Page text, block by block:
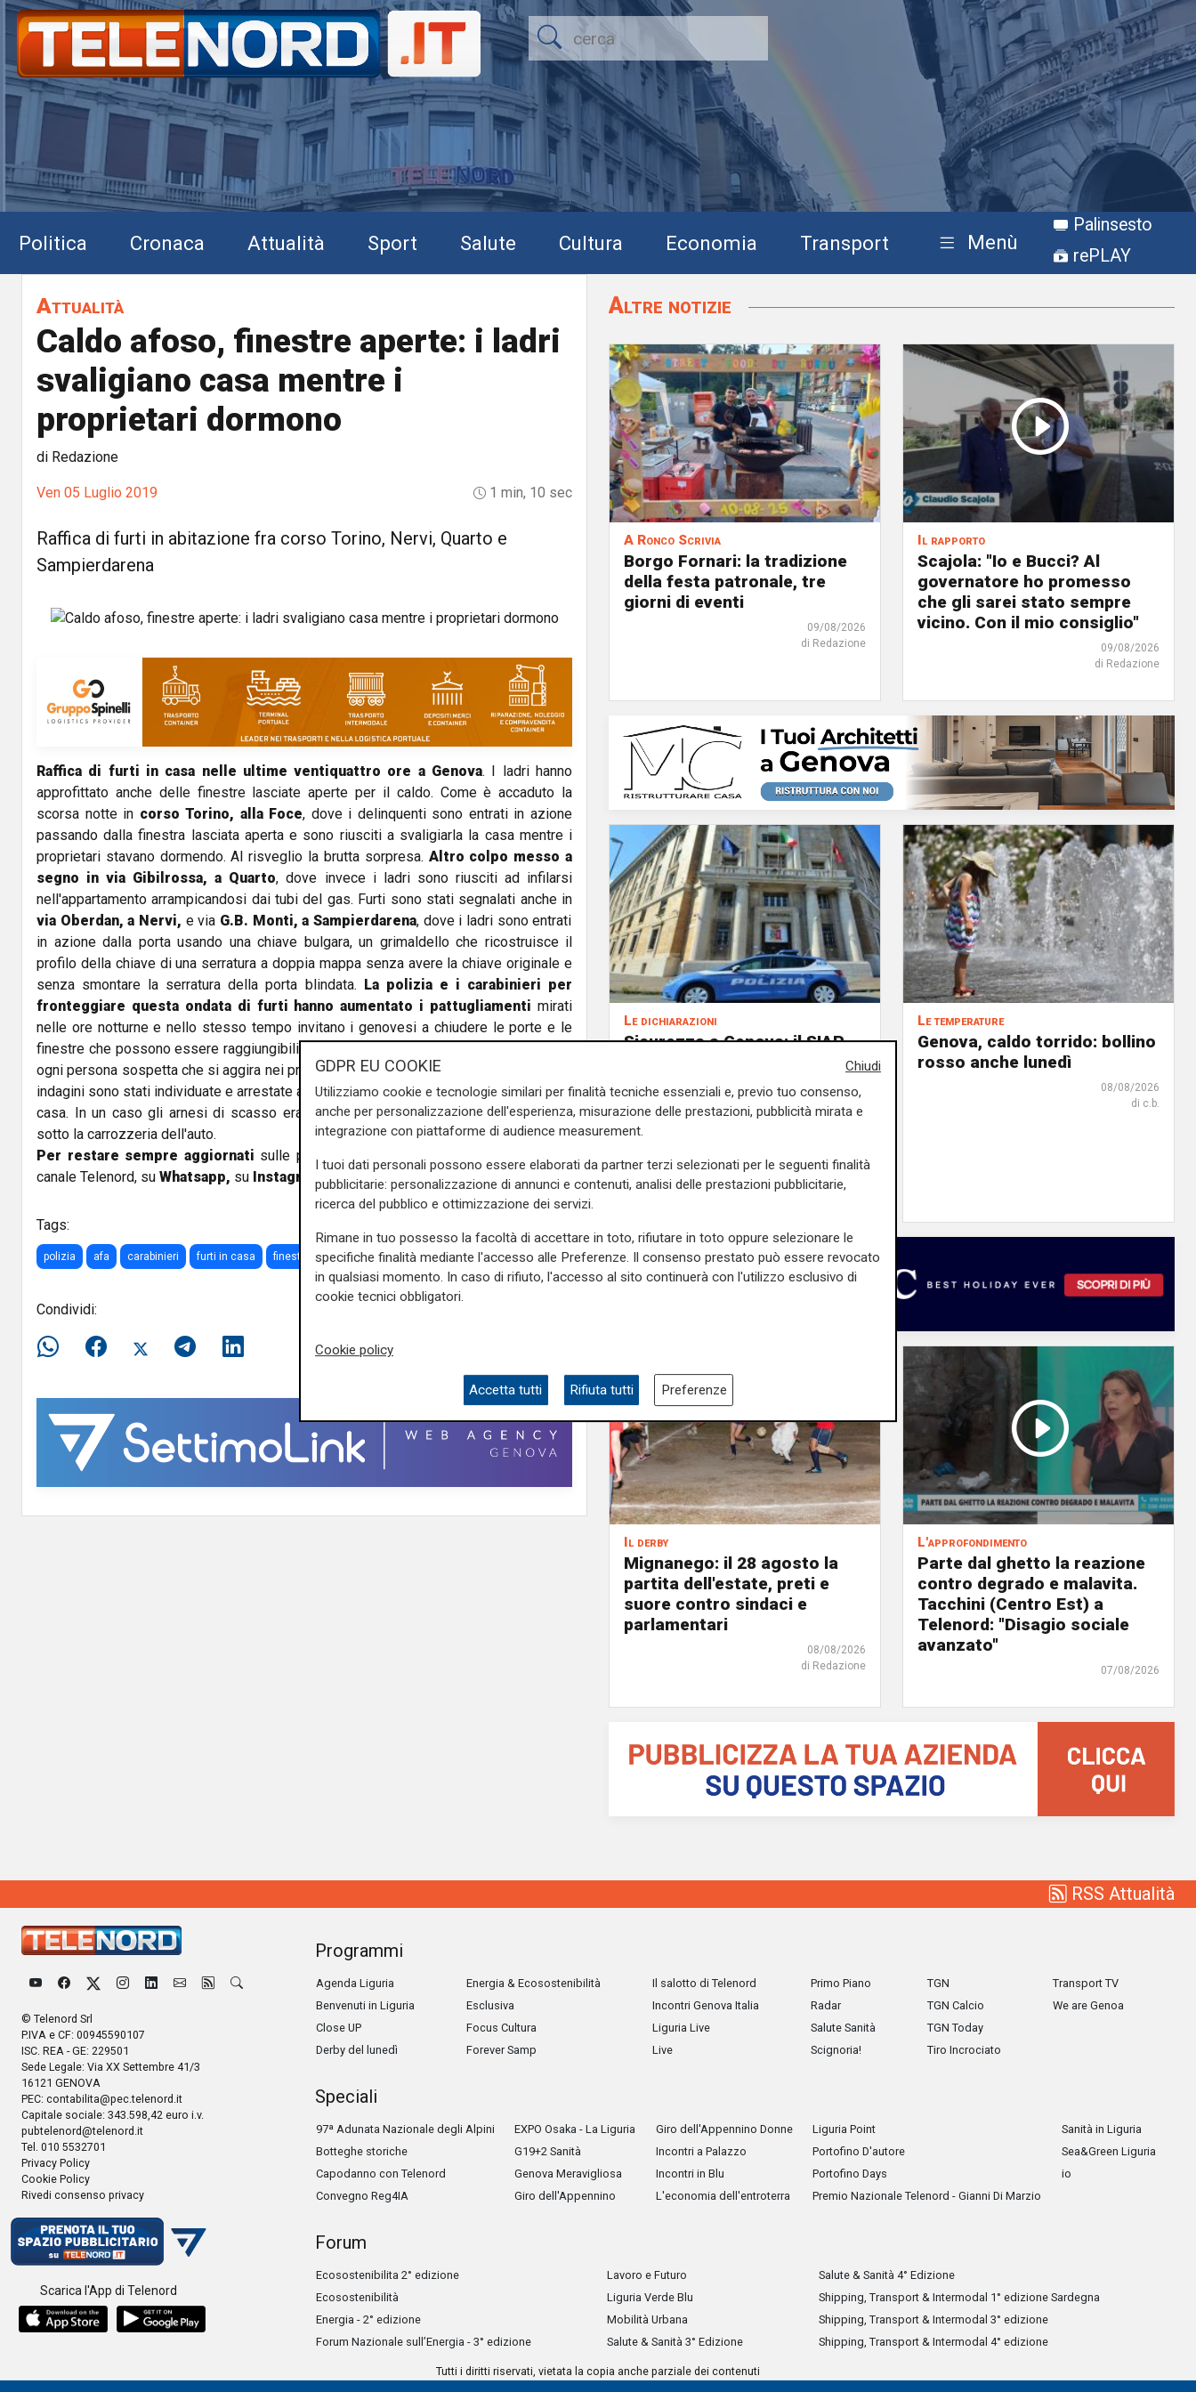
Politica Cronaca Attualità Sport Salute Cultura Economia Transport Menù
Palinsesto
rePLAY
Attualità
Caldo afoso, finestre aperte: i ladri
svaligiano casa mentre i
proprietari dormono
di Redazione
Ven 05 Luglio 2019 1 min, 10 sec
Raffica di furti in abitazione fra corso Torino, Nervi, Quarto e
Sampierdarena
Raffica di furti in casa nelle ultime ventiquattro ore a Genova. I ladri hanno
approfittato anche delle finestre lasciate aperte per il caldo. Come è accaduto la
scorsa notte in corso Torino, alla Foce, dove i delinquenti sono entrati in azione
passando dalla finestra lasciata aperta e sono riusciti a svaligiarla la casa mentre i
proprietari stavano dormendo. Al risveglio la brutta sorpresa. Altro colpo messo a
segno in via Gibilrossa, a Quarto, dove invece i ladri sono riusciti ad infilarsi
nell'appartamento arrampicandosi dai tubi del gas. Furti sono stati segnalati anche in
via Oberdan, a Nervi, e via G.B. Monti, a Sampierdarena, dove i ladri sono entrati
in azione dalla porta usando una chiave bulgara, un grimaldello che ricostruisce il
profilo della chiave di una serratura a doppia mappa senza avere la chiave originale e
senza smontare la serratura della porta blindata. La polizia e i carabinieri per
fronteggiare questa ondata di furti hanno aumentato i pattugliamenti mirati
nelle ore notturne e nello stesso tempo invitano i genovesi a chiudere le porte e le
finestre che possono essere raggiungibili dai ladri. Inoltre invitano a segnalare al 112
ogni persona sospetta che si aggira nei pressi degli edifici. Nei mesi scorsi grazie ad
indagini sono stati individuate e arrestate alcune bande di ladri specializzati nei furti in
casa. In un caso gli arnesi di scasso erano stati nascosti con una grossa calamita
sotto la carrozzeria dell'auto.
Per restare sempre aggiornati sulle principali notizie sulla Liguria seguiteci sul
canale Telenord, su Whatsapp, su Instagram su Youtube e su Facebook .
Tags:
polizia afa carabinieri furti in casa finestre aperte chiave bulgara ladri acrobata
Condividi:
Altre notizie
A Ronco Scrivia
Borgo Fornari: la tradizione
della festa patronale, tre
giorni di eventi
09/08/2026
di Redazione
Il rapporto
Scajola: "Io e Bucci? Al
governatore ho promesso
che gli sarei stato sempre
vicino. Con il mio consiglio"
09/08/2026
di Redazione
Le dichiarazioni
Sicurezza a Genova: il SIAP
Ministro Piantedosi e la
Sindaca Salis riporti il tema
nell’alveo corretto dei Patti
08/08/2026
di Redazione
Le temperature
Genova, caldo torrido: bollino
rosso anche lunedì
08/08/2026
di c.b.
Il derby
Mignanego: il 28 agosto la
partita dell'estate, preti e
suore contro sindaci e
parlamentari
08/08/2026
di Redazione
L'approfondimento
Parte dal ghetto la reazione
contro degrado e malavita.
Tacchini (Centro Est) a
Telenord: "Disagio sociale
avanzato"
07/08/2026
RSS Attualità
© Telenord Srl
P.IVA e CF: 00945590107
ISC. REA - GE: 229501
Sede Legale: Via XX Settembre 41/3
16121 GENOVA
PEC: contabilita@pec.telenord.it
Capitale sociale: 343.598,42 euro i.v.
pubtelenord@telenord.it
Tel. 010 5532701
Privacy Policy
Cookie Policy
Rivedi consenso privacy
Scarica l'App di Telenord
Programmi
Agenda Liguria
Benvenuti in Liguria
Close UP
Derby del lunedì
Energia & Ecosostenibilità
Esclusiva
Focus Cultura
Forever Samp
Il salotto di Telenord
Incontri Genova Italia
Liguria Live
Live
Primo Piano
Radar
Salute Sanità
Scignoria!
TGN
TGN Calcio
TGN Today
Tiro Incrociato
Transport TV
We are Genoa
Speciali
97ª Adunata Nazionale degli Alpini
Botteghe storiche
Capodanno con Telenord
Convegno Reg4IA
EXPO Osaka - La Liguria
G19+2 Sanità
Genova Meravigliosa
Giro dell'Appennino
Giro dell'Appennino Donne
Incontri a Palazzo
Incontri in Blu
L'economia dell'entroterra
Liguria Point
Portofino D'autore
Portofino Days
Premio Nazionale Telenord - Gianni Di Marzio
Sanità in Liguria
Sea&Green Liguria
io
Forum
Ecosostenibilita 2° edizione
Ecosostenibilità
Energia - 2° edizione
Forum Nazionale sull’Energia - 3° edizione
Lavoro e Futuro
Liguria Verde Blu
Mobilità Urbana
Salute & Sanità 3° Edizione
Salute & Sanità 4° Edizione
Shipping, Transport & Intermodal 1° edizione Sardegna
Shipping, Transport & Intermodal 3° edizione
Shipping, Transport & Intermodal 4° edizione
Tutti i diritti riservati, vietata la copia anche parziale dei contenuti
Chiudi
GDPR EU COOKIE
Utilizziamo cookie e tecnologie similari per finalità tecniche essenziali e, previo tuo consenso,
anche per personalizzazione dell'esperienza, misurazione delle prestazioni, pubblicità mirata e
integrazione con piattaforme di audience measurement.
I tuoi dati personali possono essere elaborati da partner terzi selezionati per le seguenti finalità
pubblicitarie: personalizzazione di annunci e contenuti, analisi delle prestazioni pubblicitarie,
ricerca del pubblico e ottimizzazione dei servizi.
Rimane in tuo possesso la facoltà di accettare in toto, rifiutare in toto oppure selezionare le
specifiche finalità mediante l'accesso alle Preferenze. Il consenso prestato può essere revocato
in qualsiasi momento. In caso di rifiuto, l'accesso al sito continuerà con l'utilizzo esclusivo di
cookie tecnici obbligatori.
Cookie policy
Accetta tutti Rifiuta tutti Preferenze